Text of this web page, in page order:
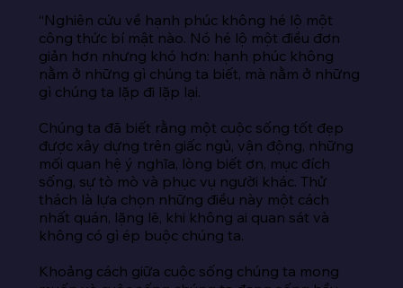
“Nghiên cứu về hạnh phúc không hé lộ một
công thức bí mật nào. Nó hé lộ một điều đơn
giản hơn nhưng khó hơn: hạnh phúc không
nằm ở những gì chúng ta biết, mà nằm ở những
gì chúng ta lặp đi lặp lại.
Chúng ta đã biết rằng một cuộc sống tốt đẹp
được xây dựng trên giấc ngủ, vận động, những
mối quan hệ ý nghĩa, lòng biết ơn, mục đích
sống, sự tò mò và phục vụ người khác. Thử
thách là lựa chọn những điều này một cách
nhất quán, lặng lẽ, khi không ai quan sát và
không có gì ép buộc chúng ta.
Khoảng cách giữa cuộc sống chúng ta mong